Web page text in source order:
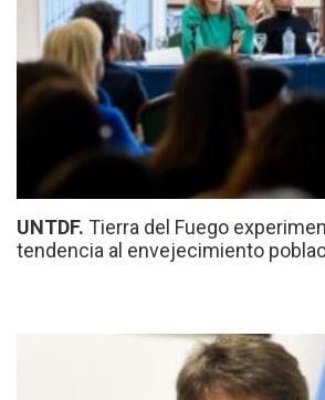
UNTDF. Tierra del Fuego
tendencia al envejecimiento